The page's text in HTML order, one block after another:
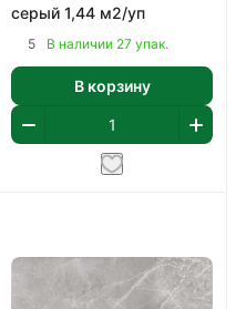
серый 1,44 м2/уп
5 В наличии 27 упак.
В корзину